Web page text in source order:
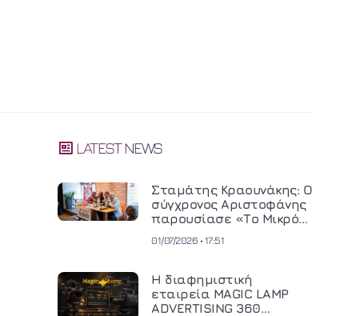
LATEST NEWS
Σταμάτης Κραουνάκης: Ο
σύγχρονος Αριστοφάνης
παρουσίασε «Το Μικρό
01/07/2026 • 17:51
Η διαφημιστική
εταιρεία MAGIC LAMP
ADVERTISING 360